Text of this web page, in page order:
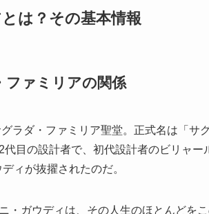
は？その基本情報
ファミリアの関係
ラダ・ファミリア聖堂。正式名は「サ
目の設計者で、初代設計者のビリャ
ィが抜擢されたのだ。
・ガウディは、その人生のほとんどを